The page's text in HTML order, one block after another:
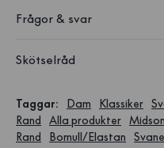
Frågor & svar
Skötselråd
Taggar: Dam Klassiker
Rand
Alla produkter
Rand
Bomull/Elastan